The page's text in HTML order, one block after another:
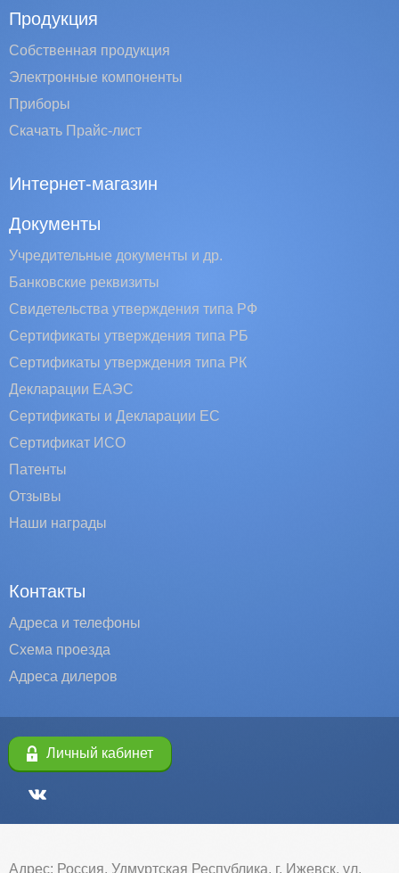
Продукция
Собственная продукция
Электронные компоненты
Приборы
Скачать Прайс-лист
Интернет-магазин
Документы
Учредительные документы и др.
Банковские реквизиты
Свидетельства утверждения типа РФ
Сертификаты утверждения типа РБ
Сертификаты утверждения типа РК
Декларации ЕАЭС
Сертификаты и Декларации EC
Сертификат ИСО
Патенты
Отзывы
Наши награды
Контакты
Адреса и телефоны
Схема проезда
Адреса дилеров
Личный кабинет
Адрес: Россия, Удмуртская Республика, г. Ижевск, ул.